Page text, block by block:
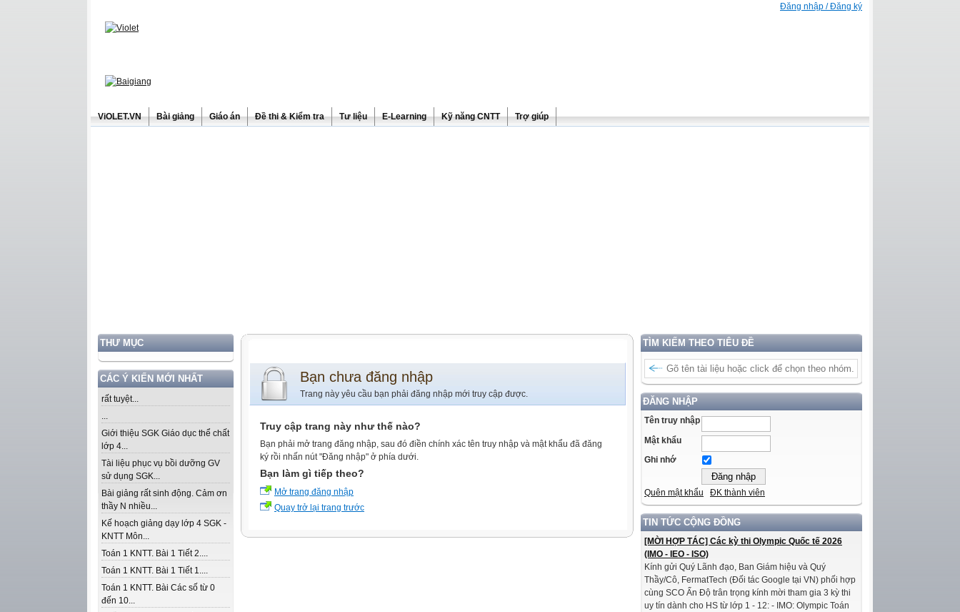
Đăng nhập / Đăng ký
ViOLET.VN Bài giảng Giáo án Đề thi & Kiểm tra Tư liệu E-Learning Kỹ năng CNTT Trợ giúp
THƯ MỤC
CÁC Ý KIẾN MỚI NHẤT
rất tuyệt...
...
Giới thiệu SGK Giáo dục thể chất
lớp 4...
Tài liệu phục vụ bồi dưỡng GV
sử dụng SGK...
Bài giảng rất sinh động. Cảm ơn
thầy N nhiều...
Kế hoạch giảng dạy lớp 4 SGK -
KNTT Môn...
Toán 1 KNTT. Bài 1 Tiết 2....
Toán 1 KNTT. Bài 1 Tiết 1....
Toán 1 KNTT. Bài Các số từ 0
đến 10...
TÌM KIẾM THEO TIÊU ĐỀ
ĐĂNG NHẬP
Tên truy nhập
Mật khẩu
Ghi nhớ
Quên mật khẩu ĐK thành viên
TIN TỨC CỘNG ĐỒNG
[MỜI HỢP TÁC] Các kỳ thi Olympic Quốc tế 2026
(IMO - IEO - ISO)
Kính gửi Quý Lãnh đạo, Ban Giám hiệu và Quý
Thầy/Cô, FermatTech (Đối tác Google tại VN) phối hợp
cùng SCO Ấn Độ trân trọng kính mời tham gia 3 kỳ thi
uy tín dành cho HS từ lớp 1 - 12: - IMO: Olympic Toán
Bạn chưa đăng nhập
Trang này yêu cầu bạn phải đăng nhập mới truy cập được.
Truy cập trang này như thế nào?
Bạn phải mở trang đăng nhập, sau đó điền chính xác tên truy nhập và mật khẩu đã đăng
ký rồi nhấn nút "Đăng nhập" ở phía dưới.
Bạn làm gì tiếp theo?
Mở trang đăng nhập
Quay trở lại trang trước